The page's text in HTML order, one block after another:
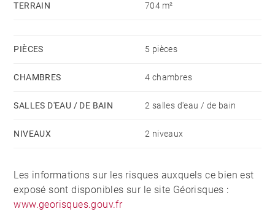
TERRAIN 704 m²
PIÈCES 5 pièces
CHAMBRES 4 chambres
SALLES D'EAU / DE BAIN 2 salles d'eau / de bain
NIVEAUX 2 niveaux
Les informations sur les risques auxquels ce bien est
exposé sont disponibles sur le site Géorisques :
www.georisques.gouv.fr